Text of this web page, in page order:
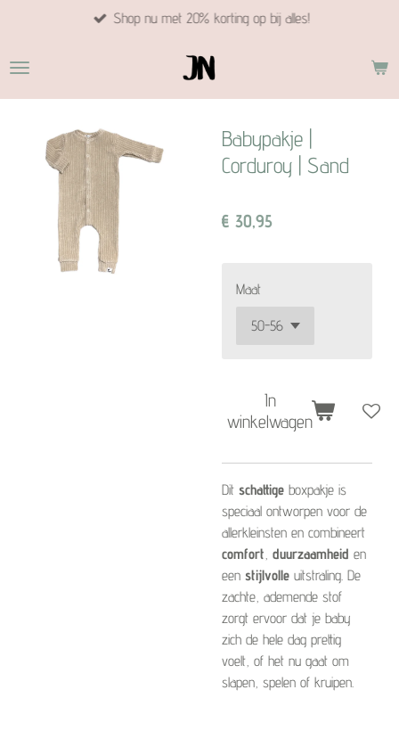
naar
hoofdinhoud
Shop nu met 20% korting op bij alles!
Babypakje |
Corduroy | Sand
€ 30,95
Maat
In
winkelwagen
Dit schattige boxpakje is
speciaal ontworpen voor de
allerkleinsten en combineert
comfort duurzaamheid en
een stijlvolle uitstraling. De
zachte, ademende stof
zorgt ervoor dat je baby
zich de hele dag prettig
voelt, of het nu gaat om
slapen, spelen of kruipen.